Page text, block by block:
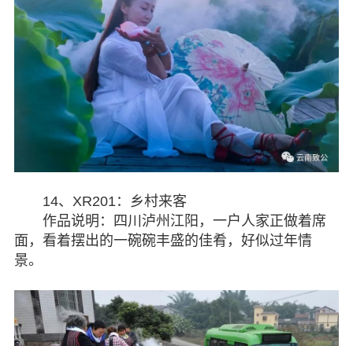
14、XR201：乡村来客
作品说明：四川泸州江阳，一户人家正做着席
面，看着摆出的一碗碗丰盛的佳肴，好似过年情
景。